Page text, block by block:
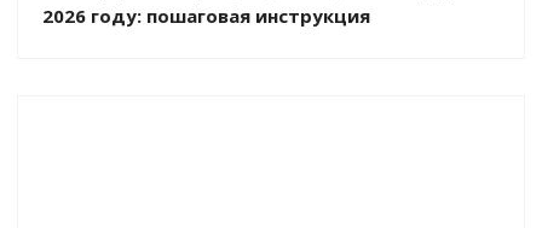
2026 году: пошаговая инструкция